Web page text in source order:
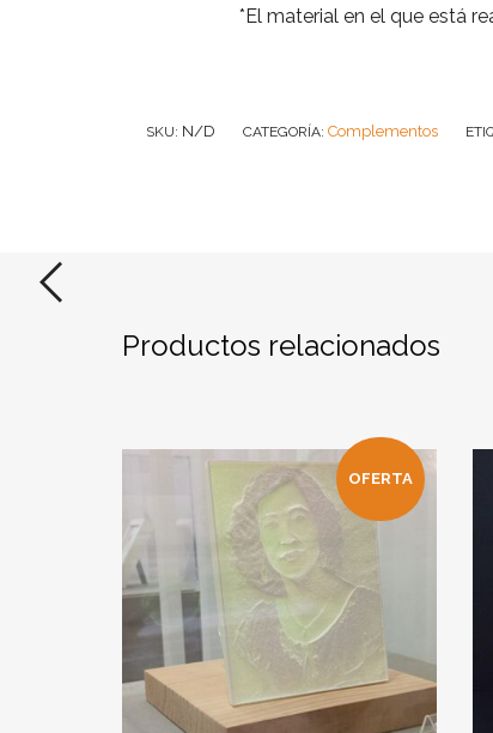
*El material en el que está
SKU: N/D CATEGORÍA: Complementos
Productos relacionados
OFERTA